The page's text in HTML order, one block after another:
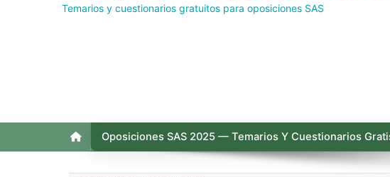
Temarios y cuestionarios gratuitos para oposiciones SAS
Oposiciones SAS 2025 — Temarios Y Cuestionarios